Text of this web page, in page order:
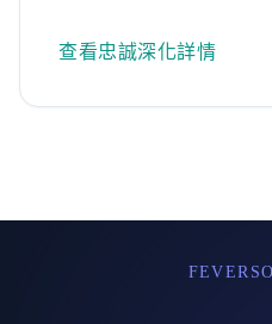
查看忠誠深化詳情